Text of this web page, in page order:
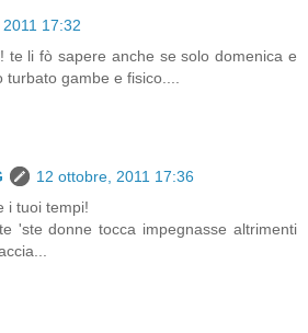
17:32
te li fò sapere anche se solo domenica e
gambe e fisico....
12 ottobre, 2011 17:36
i tuoi tempi!
'ste donne tocca impegnasse altrimenti